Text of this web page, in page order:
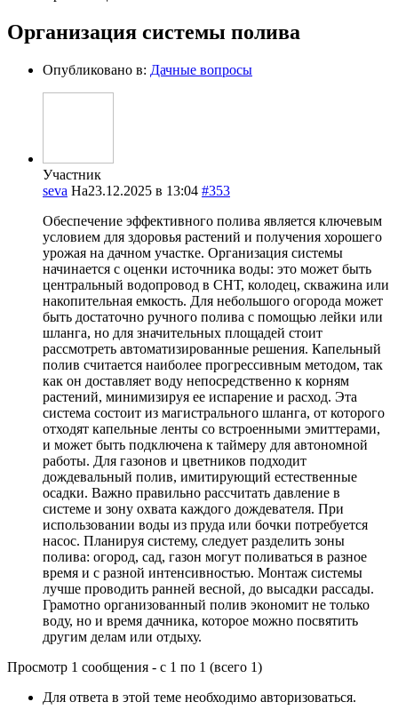
Организация системы полива
Опубликовано в: Дачные вопросы
Участник
seva На23.12.2025 в 13:04 #353
Обеспечение эффективного полива является ключевым
условием для здоровья растений и получения хорошего
урожая на дачном участке. Организация системы
начинается с оценки источника воды: это может быть
центральный водопровод в СНТ, колодец, скважина или
накопительная емкость. Для небольшого огорода может
быть достаточно ручного полива с помощью лейки или
шланга, но для значительных площадей стоит
рассмотреть автоматизированные решения. Капельный
полив считается наиболее прогрессивным методом, так
как он доставляет воду непосредственно к корням
растений, минимизируя ее испарение и расход. Эта
система состоит из магистрального шланга, от которого
отходят капельные ленты со встроенными эмиттерами,
и может быть подключена к таймеру для автономной
работы. Для газонов и цветников подходит
дождевальный полив, имитирующий естественные
осадки. Важно правильно рассчитать давление в
системе и зону охвата каждого дождевателя. При
использовании воды из пруда или бочки потребуется
насос. Планируя систему, следует разделить зоны
полива: огород, сад, газон могут поливаться в разное
время и с разной интенсивностью. Монтаж системы
лучше проводить ранней весной, до высадки рассады.
Грамотно организованный полив экономит не только
воду, но и время дачника, которое можно посвятить
другим делам или отдыху.
Просмотр 1 сообщения - с 1 по 1 (всего 1)
Для ответа в этой теме необходимо авторизоваться.